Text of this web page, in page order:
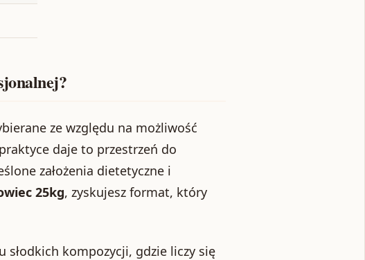
ze względu na możliwość
daje to przestrzeń do
założenia dietetyczne i
25kg, zyskujesz format, który
kompozycji, gdzie liczy się